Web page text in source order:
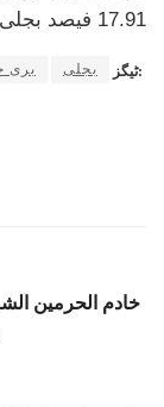
17.91 فیصد بجلی پیدا کی گئی۔
ٹیگز: بجلی بری
خادم الحرمین